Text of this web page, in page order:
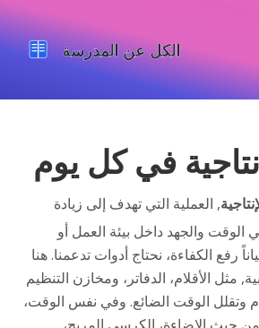
في كل يوم
, العملية التي تهدف إلى زيادة
الوقت والجهد داخل بيئة العمل أو
رفع الكفاءة، نحتاج أدوات تدعمنا. هنا
, مثل الأقلام، الدفاتر، ومخازن التنظيم
وتقلل الوقت الضائع. وفي نفس الوقت،